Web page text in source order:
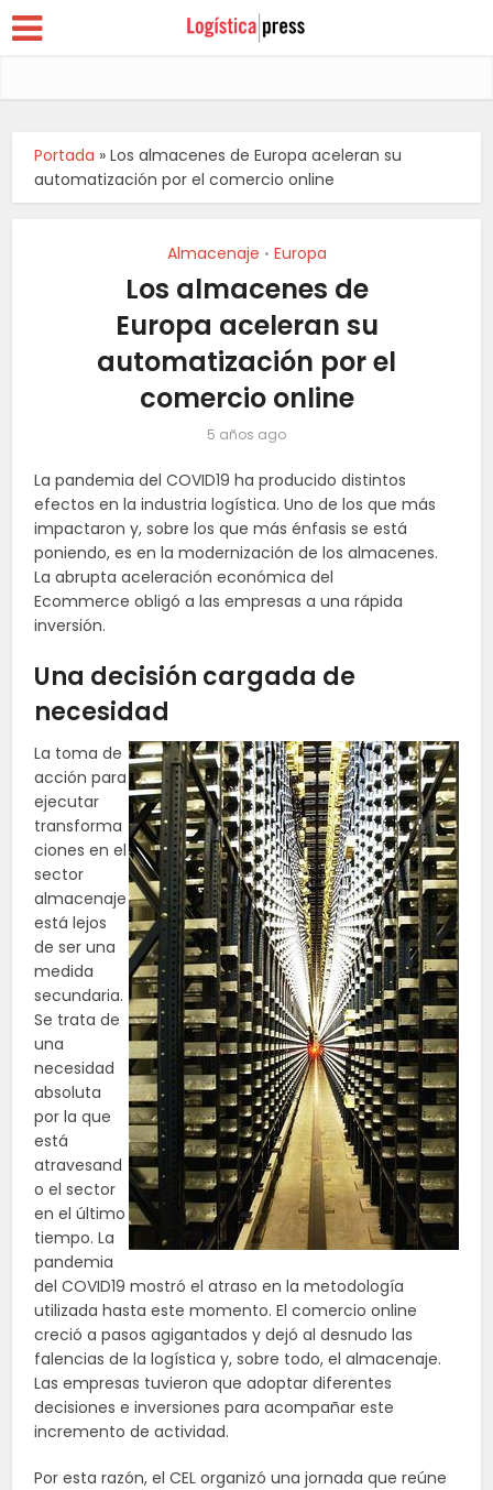
Portada »Los almacenes de Europa aceleran su
automatización por el comercio online
Almacenaje • Europa
Los almacenes de
Europa aceleran su
automatización por el
comercio online
5 años ago
La pandemia del COVID19 ha producido distintos
efectos en la industria logística. Uno de los que más
impactaron y, sobre los que más énfasis se está
poniendo, es en la modernización de los almacenes.
La abrupta aceleración económica del
Ecommerce obligó a las empresas a una rápida
inversión.
Una decisión cargada de
necesidad
La toma de
acción para
ejecutar
transforma
ciones en el
sector
almacenaje
está lejos
de ser una
medida
secundaria.
Se trata de
una
necesidad
absoluta
por la que
está
atravesand
o el sector
en el último
tiempo. La
pandemia
del COVID19 mostró el atraso en la metodología
utilizada hasta este momento. El comercio online
creció a pasos agigantados y dejó al desnudo las
falencias de la logística y, sobre todo, el almacenaje.
Las empresas tuvieron que adoptar diferentes
decisiones e inversiones para acompañar este
incremento de actividad.
Por esta razón, el CEL organizó una jornada que reúne